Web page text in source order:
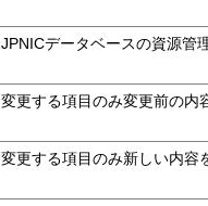
JPNICデータベースの資源管
変更する項目のみ変更前の内
変更する項目のみ新しい内容